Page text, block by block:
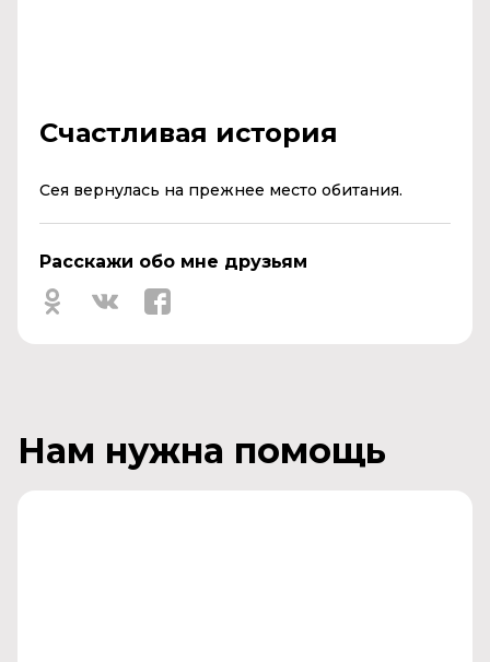
Счастливая история
Сея вернулась на прежнее место обитания.
Расскажи обо мне друзьям
Нам нужна помощь